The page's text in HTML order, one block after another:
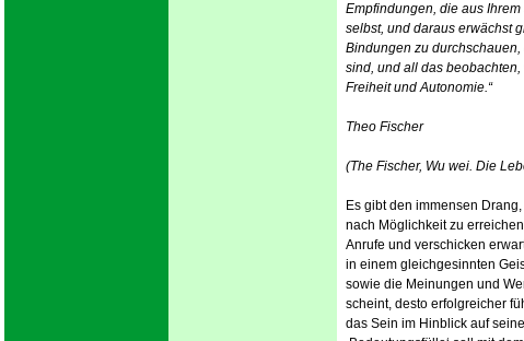
Empfindungen, die aus
selbst, und daraus erwächst
Bindungen zu
sind, und all das
Freiheit und Autonomie.“
Theo Fischer
(The Fischer, Wu wei. Die
Es gibt den immensen
nach Möglichkeit zu
Anrufe und verschicken
in einem gleichgesinnten
sowie die Meinungen und
scheint, desto erfolgreicher
das Sein im Hinblick auf